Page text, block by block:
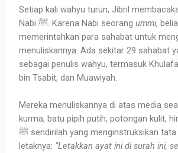
Setiap kali wahyu turun, Jibril
Nabi ﷺ. Karena Nabi seorangummi,
memerintahkan para sahabat untuk
menuliskannya. Ada sekitar 29 sahabat
sebagai penulis wahyu, termasuk
bin Tsabit, dan Muawiyah.
Mereka menuliskannya di atas media
kurma, batu pipih putih, potongan kulit,
ﷺ sendirilah yang menginstruksikan tata
letaknya: “Letakkan ayat ini di surah ini,